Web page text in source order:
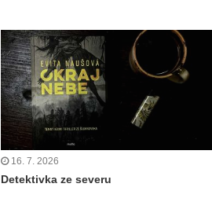
16. 7. 2026
Detektivka ze severu